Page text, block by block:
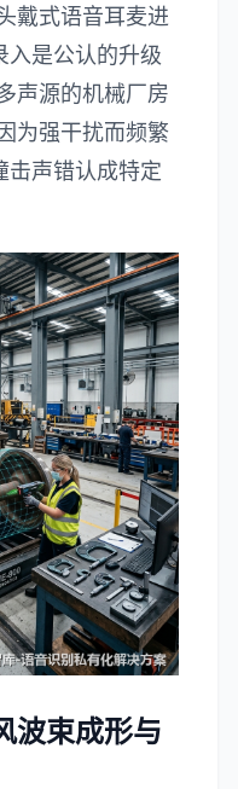
戴式语音耳麦进
入是公认的升级
声源的机械厂房
为强干扰而频繁
击声错认成特定
波束成形与